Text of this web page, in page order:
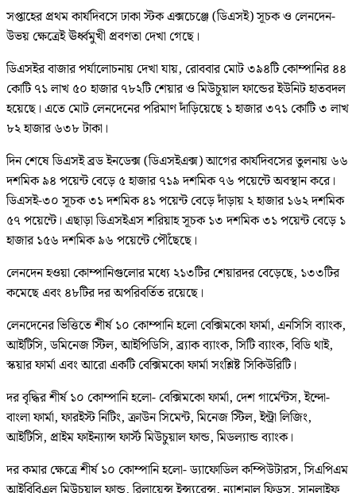
সপ্তাহের প্রথম কার্যদিবসে ঢাকা স্টক এক্সচেঞ্জে (ডিএসই) সূচক ও লেনদেন-
উভয় ক্ষেত্রেই ঊর্ধ্বমুখী প্রবণতা দেখা গেছে।
ডিএসইর বাজার পর্যালোচনায় দেখা যায়, রোববার মোট ৩৯৪টি কোম্পানির ৪৪
কোটি ৭১ লাখ ৫০ হাজার ৭৮২টি শেয়ার ও মিউচুয়াল ফান্ডের ইউনিট হাতবদল
হয়েছে। এতে মোট লেনদেনের পরিমাণ দাঁড়িয়েছে ১ হাজার ৩৭১ কোটি ৩ লাখ
৮২ হাজার ৬৩৮ টাকা।
দিন শেষে ডিএসই ব্রড ইনডেক্স (ডিএসইএক্স) আগের কার্যদিবসের তুলনায় ৬৬
দশমিক ৯৪ পয়েন্ট বেড়ে ৫ হাজার ৭১৯ দশমিক ৭৬ পয়েন্টে অবস্থান করে।
ডিএসই-৩০ সূচক ৩১ দশমিক ৪১ পয়েন্ট বেড়ে দাঁড়ায় ২ হাজার ১৬২ দশমিক
৫৭ পয়েন্টে। এছাড়া ডিএসইএস শরিয়াহ সূচক ১৩ দশমিক ৩১ পয়েন্ট বেড়ে ১
হাজার ১৫৬ দশমিক ৯৬ পয়েন্টে পৌঁছেছে।
লেনদেন হওয়া কোম্পানিগুলোর মধ্যে ২১৩টির শেয়ারদর বেড়েছে, ১৩৩টির
কমেছে এবং ৪৮টির দর অপরিবর্তিত রয়েছে।
লেনদেনের ভিত্তিতে শীর্ষ ১০ কোম্পানি হলো বেক্সিমকো ফার্মা, এনসিসি ব্যাংক,
আইটিসি, ডমিনেজ স্টিল, আইপিডিসি, ব্র্যাক ব্যাংক, সিটি ব্যাংক, বিডি থাই,
স্কয়ার ফার্মা এবং আরো একটি বেক্সিমকো ফার্মা সংশ্লিষ্ট সিকিউরিটি।
দর বৃদ্ধির শীর্ষ ১০ কোম্পানি হলো- বেক্সিমকো ফার্মা, দেশ গার্মেন্টস, ইন্দো-
বাংলা ফার্মা, ফারইস্ট নিটিং, ক্রাউন সিমেন্ট, মিনেজ স্টিল, ইন্ট্রা লিজিং,
আইটিসি, প্রাইম ফাইন্যান্স ফার্স্ট মিউচুয়াল ফান্ড, মিডল্যান্ড ব্যাংক।
দর কমার ক্ষেত্রে শীর্ষ ১০ কোম্পানি হলো- ড্যাফোডিল কম্পিউটারস, সিএপিএম